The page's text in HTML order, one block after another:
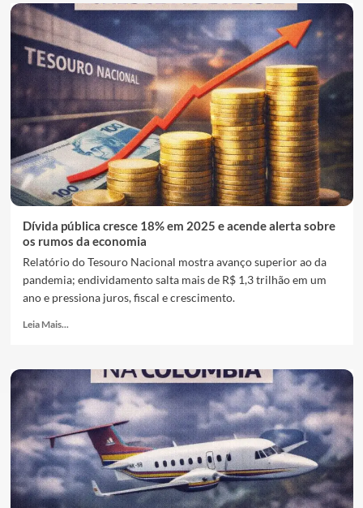
Dívida pública cresce 18% em 2025 e acende alerta sobre
os rumos da economia
Relatório do Tesouro Nacional mostra avanço superior ao da
pandemia; endividamento salta mais de R$ 1,3 trilhão em um
ano e pressiona juros, fiscal e crescimento.
Leia Mais...